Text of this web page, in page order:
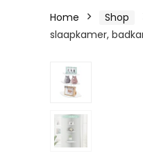
Home Shop
slaapkamer,